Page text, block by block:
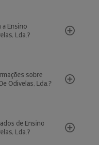
Ensino
Lda.?
sobre
Odivelas, Lda.?
de Ensino
Lda.?